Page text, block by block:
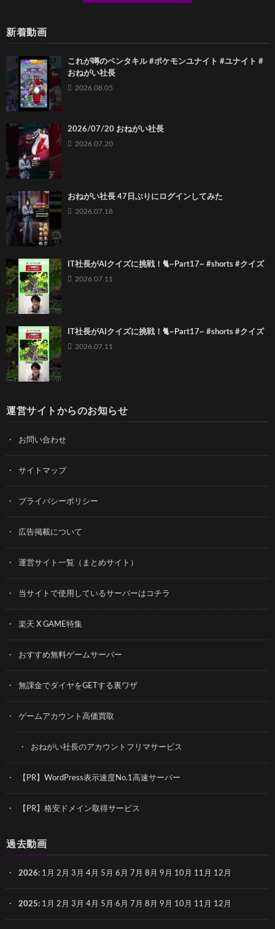
新着動画
これが噂のペンタキル #ポケモンユナイト #ユナイト #
おねがい社長
2026.08.05
2026/07/20 おねがい社長
2026.07.20
おねがい社長 47日ぶりにログインしてみた
2026.07.18
IT社長がAIクイズに挑戦！🐈~Part17~ #shorts #クイズ
2026.07.11
IT社長がAIクイズに挑戦！🐈~Part17~ #shorts #クイズ
2026.07.11
運営サイトからのお知らせ
お問い合わせ
サイトマップ
プライバシーポリシー
広告掲載について
運営サイト一覧（まとめサイト）
当サイトで使用しているサーバーはコチラ
楽天 X GAME特集
おすすめ無料ゲームサーバー
無課金でダイヤをGETする裏ワザ
ゲームアカウント高価買取
おねがい社長のアカウントフリマサービス
【PR】WordPress表示速度No.1高速サーバー
【PR】格安ドメイン取得サービス
過去動画
2026: 1月 2月 3月 4月 5月 6月 7月 8月 9月 10月 11月 12月
2025: 1月 2月 3月 4月 5月 6月 7月 8月 9月 10月 11月 12月